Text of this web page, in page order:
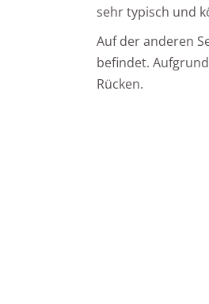
sehr typisch und
Auf der anderen
befindet.
Rücken.